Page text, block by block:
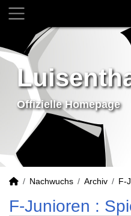
Offizielle Homepage
Nachwuchs Archiv F-
F-Junioren :